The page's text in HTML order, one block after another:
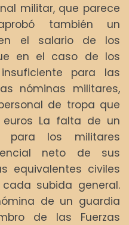
militar, que parece
también un
el salario de los
en el caso de los
para las
nóminas militares,
de tropa que
La falta de un
para los militares
neto de sus
equivalentes civiles
subida general.
de un guardia
de las Fuerzas